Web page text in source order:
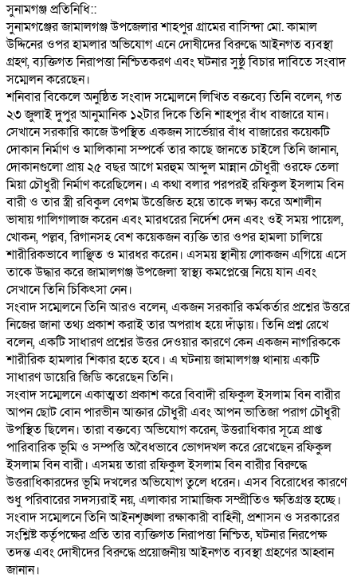
‎সুনামগঞ্জ প্রতিনিধি::
‎সুনামগঞ্জের জামালগঞ্জ উপজেলার শাহপুর গ্রামের বাসিন্দা মো. কামাল
উদ্দিনের ওপর হামলার অভিযোগ এনে দোষীদের বিরুদ্ধে আইনগত ব্যবস্থা
গ্রহণ, ব্যক্তিগত নিরাপত্তা নিশ্চিতকরণ এবং ঘটনার সুষ্ঠু বিচার দাবিতে সংবাদ
সম্মেলন করেছেন।
‎শনিবার বিকেলে অনুষ্ঠিত সংবাদ সম্মেলনে লিখিত বক্তব্যে তিনি বলেন, গত
২৩ জুলাই দুপুর আনুমানিক ১২টার দিকে তিনি শাহপুর বাঁধ বাজারে যান।
সেখানে সরকারি কাজে উপস্থিত একজন সার্ভেয়ার বাঁধ বাজারের কয়েকটি
দোকান নির্মাণ ও মালিকানা সম্পর্কে তার কাছে জানতে চাইলে তিনি জানান,
দোকানগুলো প্রায় ২৫ বছর আগে মরহুম আব্দুল মান্নান চৌধুরী ওরফে তেলা
মিয়া চৌধুরী নির্মাণ করেছিলেন। এ কথা বলার পরপরই রফিকুল ইসলাম বিন
বারী ও তার স্ত্রী রবিকুল বেগম উত্তেজিত হয়ে তাকে লক্ষ্য করে অশালীন
ভাষায় গালিগালাজ করেন এবং মারধরের নির্দেশ দেন এবং ওই সময় পায়েল,
খোকন, পল্লব, রিগানসহ বেশ কয়েকজন ব্যক্তি তার ওপর হামলা চালিয়ে
শারীরিকভাবে লাঞ্ছিত ও মারধর করেন। এসময় স্থানীয় লোকজন এগিয়ে এসে
তাকে উদ্ধার করে জামালগঞ্জ উপজেলা স্বাস্থ্য কমপ্লেক্সে নিয়ে যান এবং
সেখানে তিনি চিকিৎসা নেন।
‎সংবাদ সম্মেলনে তিনি আরও বলেন, একজন সরকারি কর্মকর্তার প্রশ্নের উত্তরে
নিজের জানা তথ্য প্রকাশ করাই তার অপরাধ হয়ে দাঁড়ায়। তিনি প্রশ্ন রেখে
বলেন, একটি সাধারণ প্রশ্নের উত্তর দেওয়ার কারণে কেন একজন নাগরিককে
শারীরিক হামলার শিকার হতে হবে। এ ঘটনায় জামালগঞ্জ থানায় একটি
সাধারণ ডায়েরি জিডি করেছেন তিনি।
‎সংবাদ সম্মেলনে একাত্মতা প্রকাশ করে বিবাদী রফিকুল ইসলাম বিন বারীর
আপন ছোট বোন পারভীন আক্তার চৌধুরী এবং আপন ভাতিজা পরাগ চৌধুরী
উপস্থিত ছিলেন। তারা বক্তব্যে অভিযোগ করেন, উত্তরাধিকার সূত্রে প্রাপ্ত
পারিবারিক ভূমি ও সম্পত্তি অবৈধভাবে ভোগদখল করে রেখেছেন রফিকুল
ইসলাম বিন বারী। এসময় তারা রফিকুল ইসলাম বিন বারীর বিরুদ্ধে
উত্তরাধিকারদের ভূমি দখলের অভিযোগ তুলে ধরেন। এসব বিরোধের কারণে
শুধু পরিবারের সদস্যরাই নয়, এলাকার সামাজিক সম্প্রীতিও ক্ষতিগ্রস্ত হচ্ছে।
‎সংবাদ সম্মেলনে তিনি আইনশৃঙ্খলা রক্ষাকারী বাহিনী, প্রশাসন ও সরকারের
সংশ্লিষ্ট কর্তৃপক্ষের প্রতি তার ব্যক্তিগত নিরাপত্তা নিশ্চিত, ঘটনার নিরপেক্ষ
তদন্ত এবং দোষীদের বিরুদ্ধে প্রয়োজনীয় আইনগত ব্যবস্থা গ্রহণের আহ্বান
জানান।